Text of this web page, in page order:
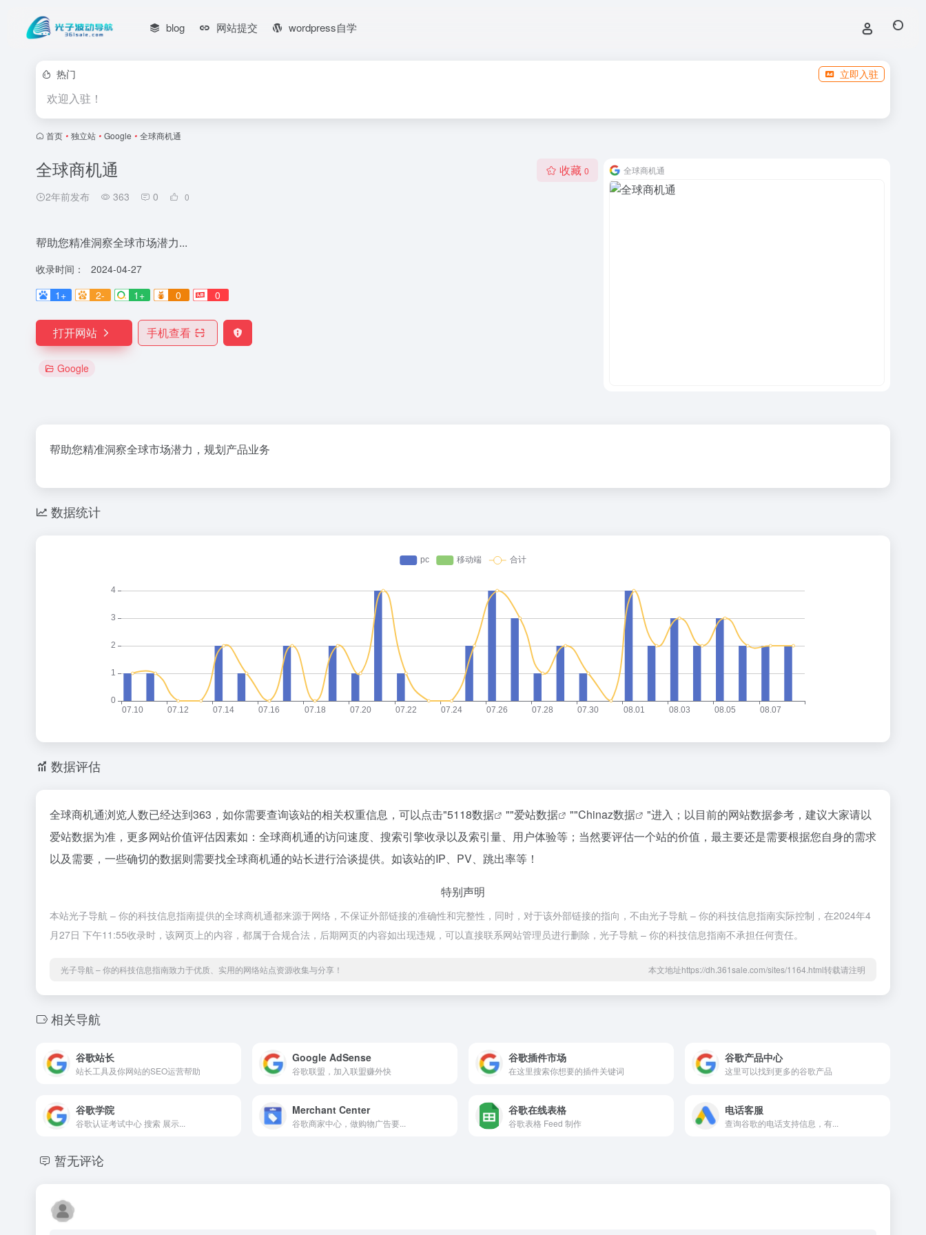
blog 网站提交 wordpress自学
热门 立即入驻
欢迎入驻！
首页 • 独立站 • Google • 全球商机通
全球商机通
2年前发布 363 0 0
收藏 0
帮助您精准洞察全球市场潜力...
收录时间：
2024-04-27
1+
2- 1+ 0 0
打开网站 手机查看
Google
全球商机通
帮助您精准洞察全球市场潜力，规划产品业务
数据统计
数据评估
全球商机通浏览人数已经达到363，如你需要查询该站的相关权重信息，可以点击"5118数据 ""爱站数据 ""Chinaz数据
"进入；以目前的网站数据参考，建议大家请以
爱站数据为准，更多网站价值评估因素如：全球商机通的访问速度、搜索引擎收录以及索引量、用户体验等；当然要评估一个站的价值，最主要还是需要根据您自身的需求
以及需要，一些确切的数据则需要找全球商机通的站长进行洽谈提供。如该站的IP、PV、跳出率等！
特别声明
本站光子导航 – 你的科技信息指南提供的全球商机通都来源于网络，不保证外部链接的准确性和完整性，同时，对于该外部链接的指向，不由光子导航 – 你的科技信息指南实际控制，在2024年4
月27日 下午11:55收录时，该网页上的内容，都属于合规合法，后期网页的内容如出现违规，可以直接联系网站管理员进行删除，光子导航 – 你的科技信息指南不承担任何责任。
光子导航 – 你的科技信息指南致力于优质、实用的网络站点资源收集与分享！ 本文地址https://dh.361sale.com/sites/1164.html转载请注明
相关导航
谷歌站长
站长工具及你网站的SEO运营帮助
Google AdSense
谷歌联盟，加入联盟赚外快
谷歌插件市场
在这里搜索你想要的插件关键词
谷歌产品中心
这里可以找到更多的谷歌产品
谷歌学院
谷歌认证考试中心 搜索 展示...
Merchant Center
谷歌商家中心，做购物广告要...
谷歌在线表格
谷歌表格 Feed 制作
电话客服
查询谷歌的电话支持信息，有...
暂无评论